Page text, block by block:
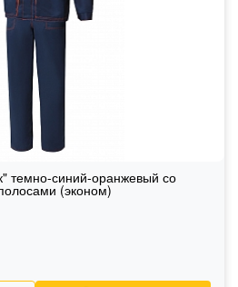
темно-синий-оранжевый со
(эконом)